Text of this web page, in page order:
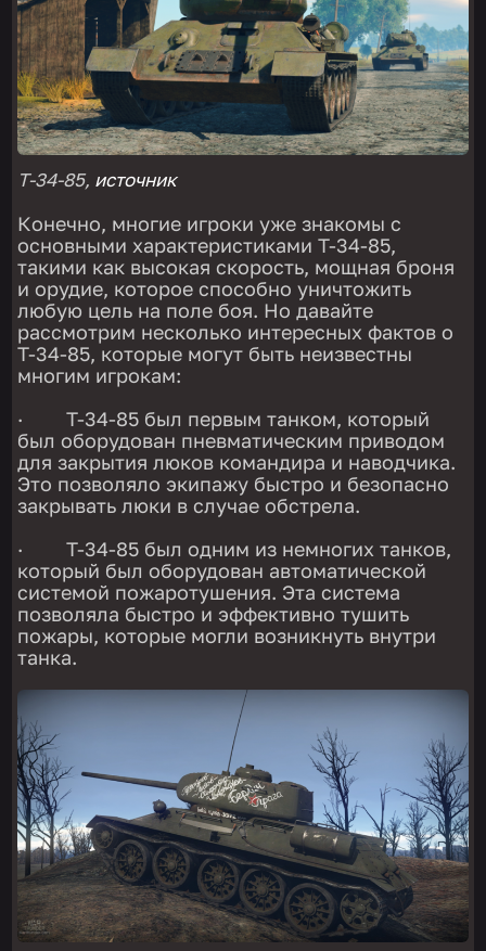
T-34-85, источник
Конечно, многие игроки уже знакомы с
основными характеристиками T-34-85,
такими как высокая скорость, мощная броня
и орудие, которое способно уничтожить
любую цель на поле боя. Но давайте
рассмотрим несколько интересных фактов о
T-34-85, которые могут быть неизвестны
многим игрокам:
· T-34-85 был первым танком, который
был оборудован пневматическим приводом
для закрытия люков командира и наводчика.
Это позволяло экипажу быстро и безопасно
закрывать люки в случае обстрела.
· T-34-85 был одним из немногих танков,
который был оборудован автоматической
системой пожаротушения. Эта система
позволяла быстро и эффективно тушить
пожары, которые могли возникнуть внутри
танка.